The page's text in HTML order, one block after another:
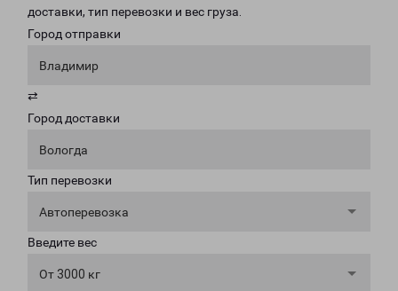
доставки, тип перевозки и вес груза.
Город отправки
Владимир
⇄
Город доставки
Вологда
Тип перевозки
Автоперевозка
Введите вес
От 3000 кг